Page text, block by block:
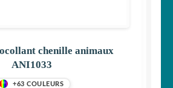
chenille animaux
ANI1033
+63 COULEURS